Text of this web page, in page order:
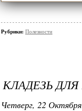
Рубрики: Полезности
КЛАДЕЗЬ
Четверг, 22